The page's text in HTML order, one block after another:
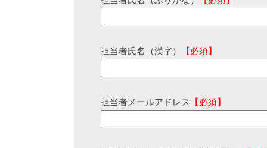
担当者氏名（漢字） 【必須】
担当者メールアドレス 【必須】